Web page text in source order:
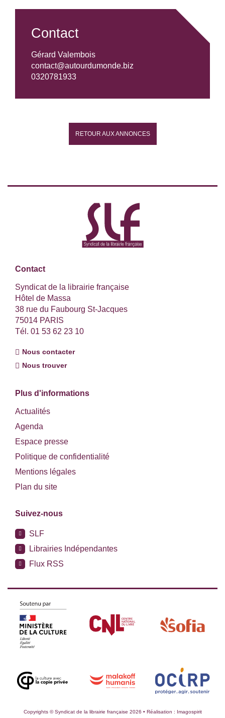
Contact
Gérard Valembois
contact@autourdumonde.biz
0320781933
RETOUR AUX ANNONCES
Contact
Syndicat de la librairie française
Hôtel de Massa
38 rue du Faubourg St-Jacques
75014 PARIS
Tél. 01 53 62 23 10
Nous contacter
Nous trouver
Plus d'informations
Actualités
Agenda
Espace presse
Politique de confidentialité
Mentions légales
Plan du site
Suivez-nous
SLF
Librairies Indépendantes
Flux RSS
Copyrights © Syndicat de la librairie française 2026 • Réalisation : Imagospirit